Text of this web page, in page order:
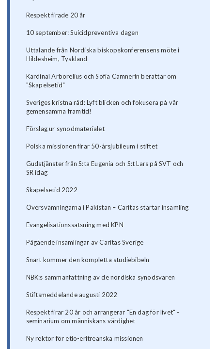
Respekt firade 20 år
10 september: Suicidpreventiva dagen
Uttalande från Nordiska biskopskonferensens möte i
Hildesheim, Tyskland
Kardinal Arborelius och Sofia Camnerin berättar om
"Skapelsetid"
Sveriges kristna råd: Lyft blicken och fokusera på vår
gemensamma framtid!
Förslag ur synodmaterialet
Polska missionen firar 50-årsjubileum i stiftet
Gudstjänster från S:ta Eugenia och S:t Lars på SVT och
SR idag
Skapelsetid 2022
Översvämningarna i Pakistan – Caritas startar insamling
Evangelisationssatsning med KPN
Pågående insamlingar av Caritas Sverige
Snart kommer den kompletta studiebibeln
NBK:s sammanfattning av de nordiska synodsvaren
Stiftsmeddelande augusti 2022
Respekt firar 20 år och arrangerar "En dag för livet" -
seminarium om människans värdighet
Ny rektor för etio-eritreanska missionen